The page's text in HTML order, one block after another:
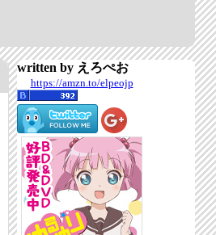
written by えろぺお
https://amzn.to/elpeojp